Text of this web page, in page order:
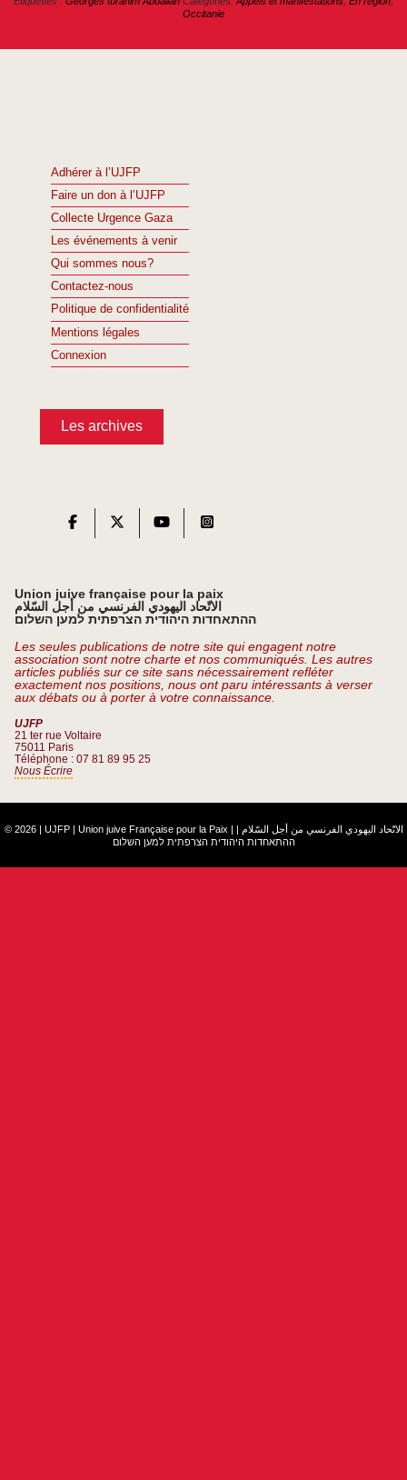
Occitanie
Adhérer à l’UJFP
Faire un don à l’UJFP
Collecte Urgence Gaza
Les événements à venir
Qui sommes nous?
Contactez-nous
Politique de confidentialité
Mentions légales
Connexion
Les archives
Union juive française pour la paix
الاتّحاد اليهودي الفرنسي من أجل السّلام
ההתאחדות היהודית הצרפתית למען השלום
Les seules publications de notre site qui engagent notre
association sont notre charte et nos communiqués. Les autres
articles publiés sur ce site sans nécessairement refléter
exactement nos positions, nous ont paru intéressants à verser
aux débats ou à porter à votre connaissance.
UJFP
21 ter rue Voltaire
75011 Paris
Téléphone : 07 81 89 95 25
Nous Écrire
© 2026 | UJFP | Union juive Française pour la Paix | الاتّحاد اليهودي الفرنسي من أجل السّلام |
ההתאחדות היהודית הצרפתית למען השלום